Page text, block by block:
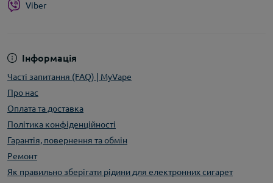
Інформація
Часті запитання (FAQ) | MyVape
Про нас
Оплата та доставка
Політика конфіденційності
Гарантія, повернення та обмін
Ремонт
Як правильно зберігати рідини для електронних сигарет
Viber